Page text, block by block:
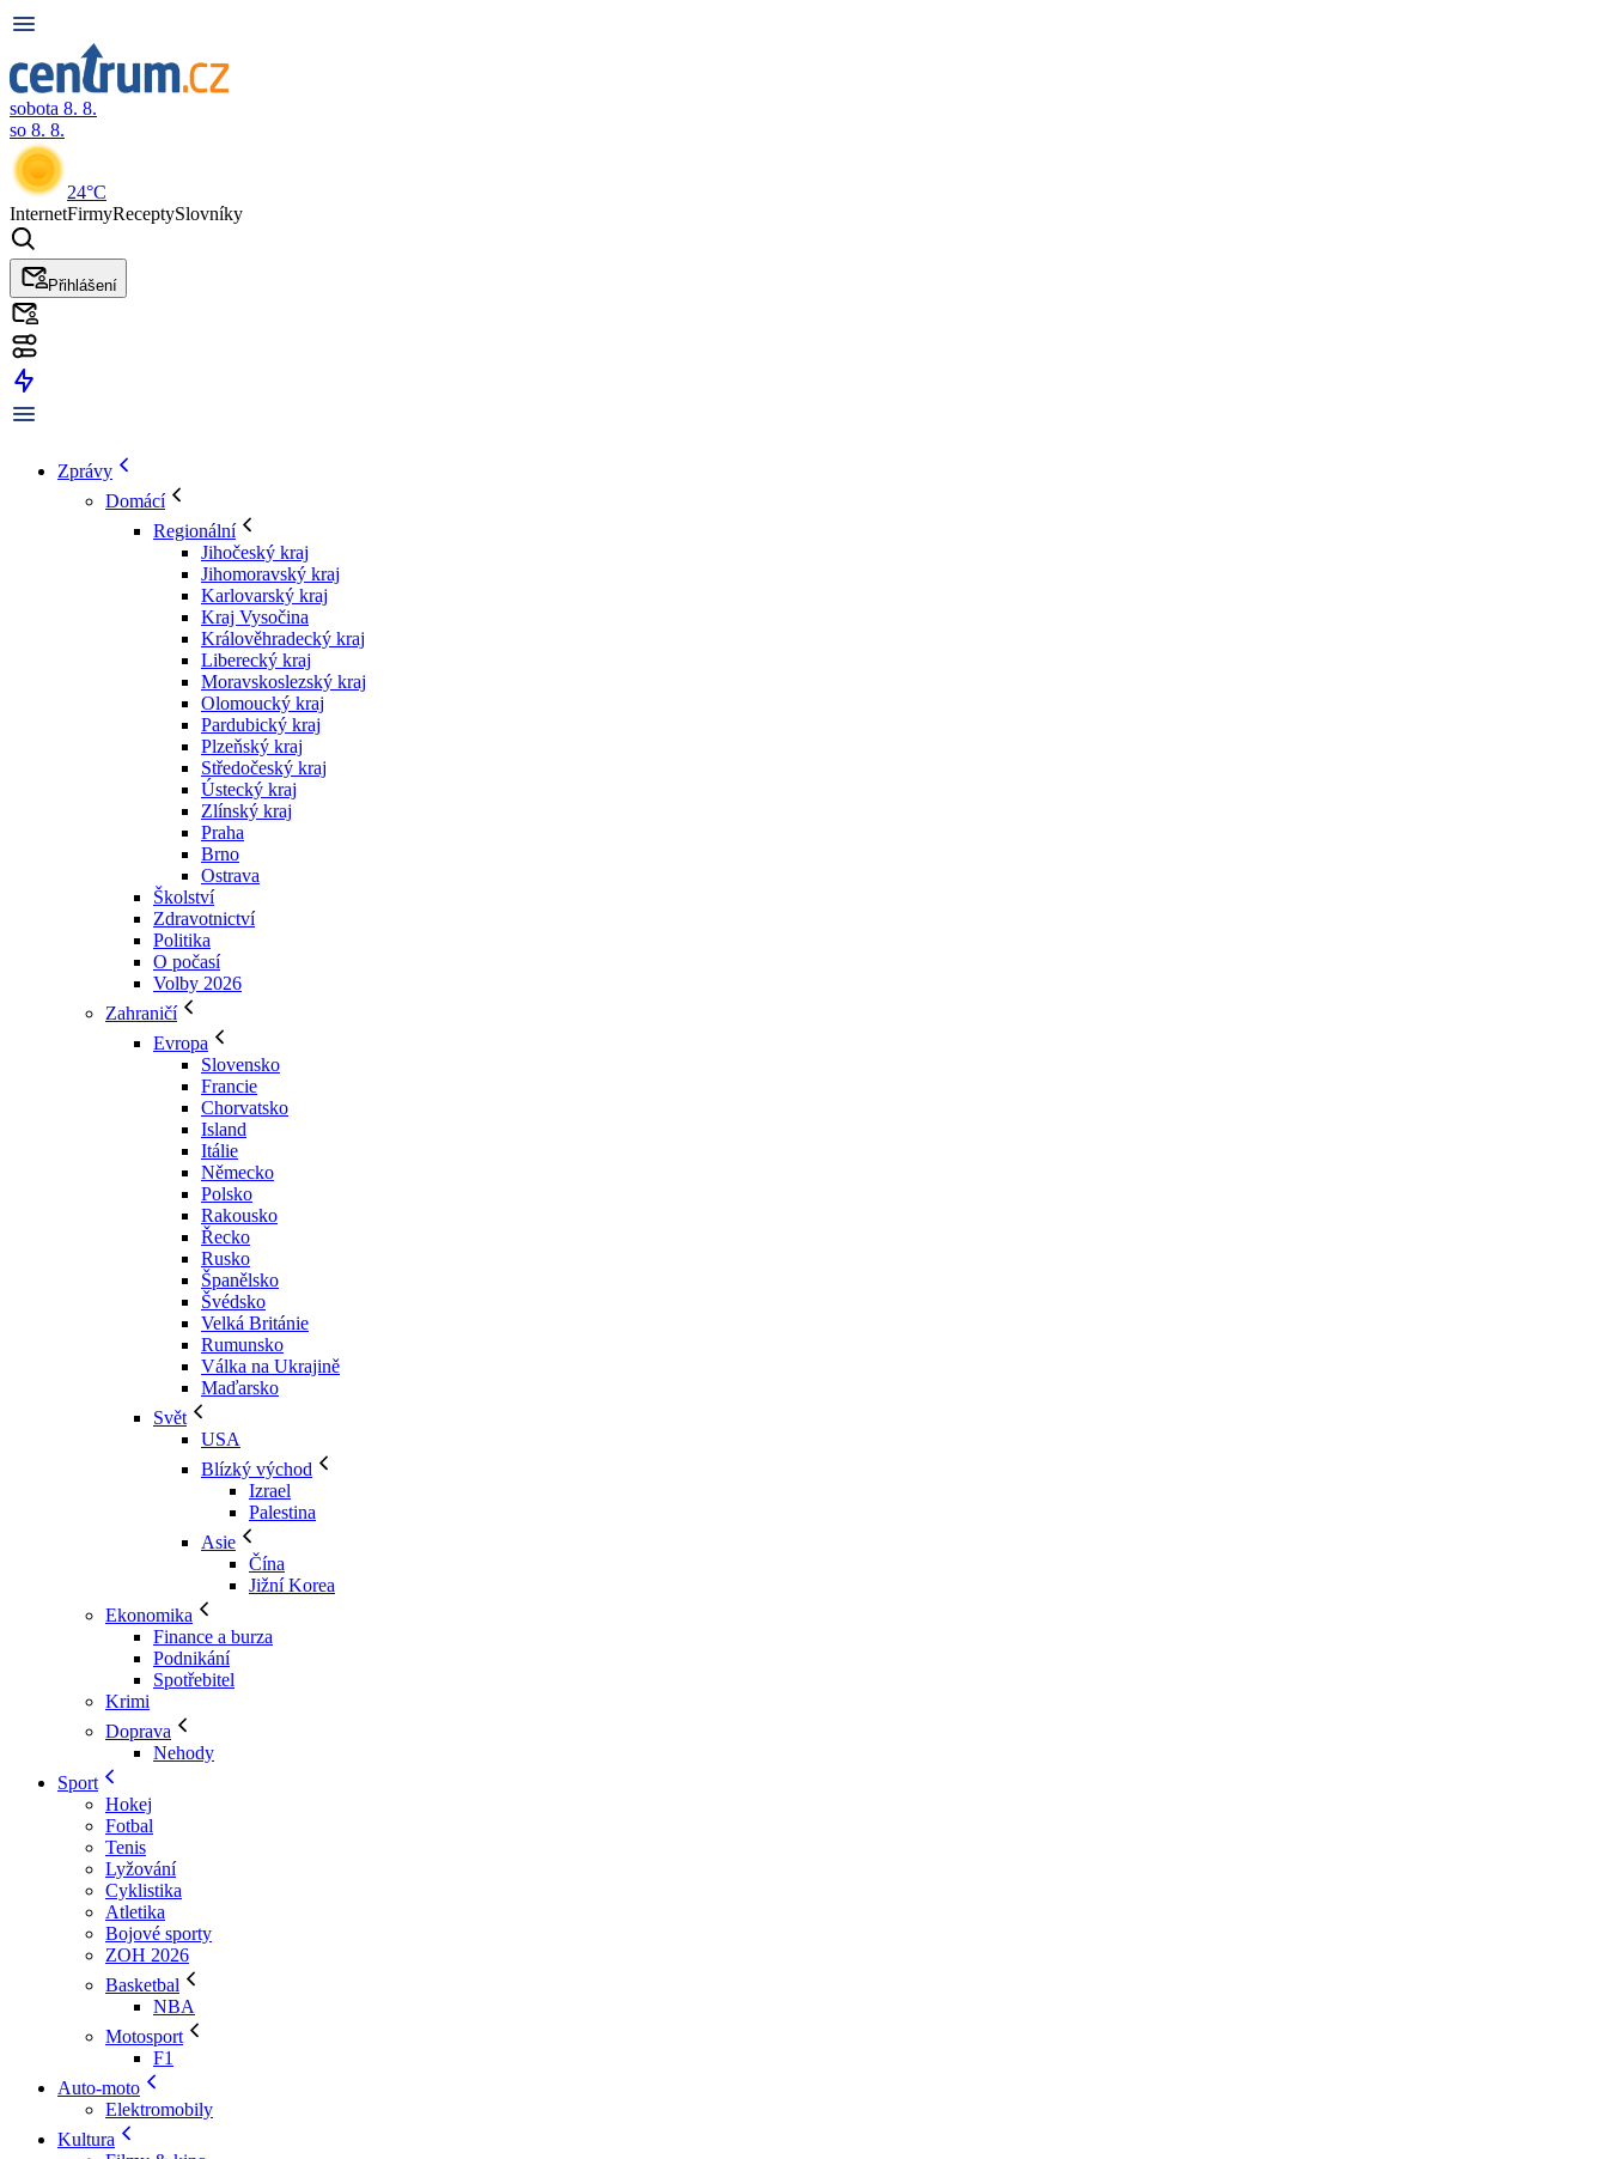
sobota 8. 8.
so 8. 8.
24°C
InternetFirmyReceptySlovníky
Přihlášení
Zprávy
Domácí
Regionální
Jihočeský kraj
Jihomoravský kraj
Karlovarský kraj
Kraj Vysočina
Králověhradecký kraj
Liberecký kraj
Moravskoslezský kraj
Olomoucký kraj
Pardubický kraj
Plzeňský kraj
Středočeský kraj
Ústecký kraj
Zlínský kraj
Praha
Brno
Ostrava
Školství
Zdravotnictví
Politika
O počasí
Volby 2026
Zahraničí
Evropa
Slovensko
Francie
Chorvatsko
Island
Itálie
Německo
Polsko
Rakousko
Řecko
Rusko
Španělsko
Švédsko
Velká Británie
Rumunsko
Válka na Ukrajině
Maďarsko
Svět
USA
Blízký východ
Izrael
Palestina
Asie
Čína
Jižní Korea
Ekonomika
Finance a burza
Podnikání
Spotřebitel
Krimi
Doprava
Nehody
Sport
Hokej
Fotbal
Tenis
Lyžování
Cyklistika
Atletika
Bojové sporty
ZOH 2026
Basketbal
NBA
Motosport
F1
Auto-moto
Elektromobily
Kultura